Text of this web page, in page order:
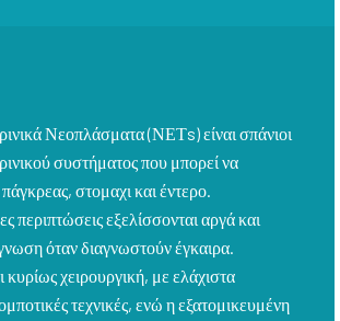
Νεοπλάσματα (ΝΕΤs) είναι σπάνιοι
συστήματος που μπορεί να
στομαχι και έντερο.
περιπτώσεις εξελίσσονται αργά και
όταν διαγνωστούν έγκαιρα.
κυρίως χειρουργική, με ελάχιστα
τεχνικές, ενώ η εξατομικευμένη